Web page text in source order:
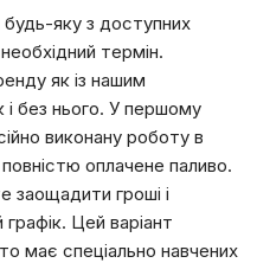
яку з доступних
термін.
як із нашим
без нього. У першому
виконану роботу в
оплачене паливо.
заощадити гроші і
Цей варіант
має спеціально навчених